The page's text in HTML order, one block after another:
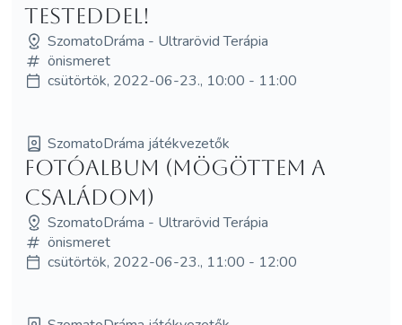
testeddel!
SzomatoDráma - Ultrarövid Terápia
önismeret
csütörtök, 2022-06-23., 10:00 - 11:00
SzomatoDráma játékvezetők
Fotóalbum (mögöttem a
családom)
SzomatoDráma - Ultrarövid Terápia
önismeret
csütörtök, 2022-06-23., 11:00 - 12:00